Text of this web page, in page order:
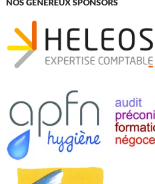
NOS GÉNÉREUX SPONSORS